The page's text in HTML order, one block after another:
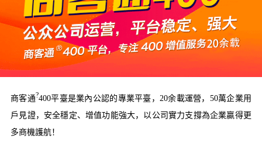
商客通?400平臺是業內公認的專業平臺，20余載運營，50萬企業用
戶見證，安全穩定、增值功能強大，以公司實力支撐為企業贏得更
多商機護航！